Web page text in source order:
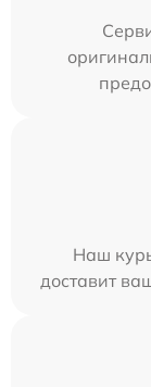
Наш
доставит